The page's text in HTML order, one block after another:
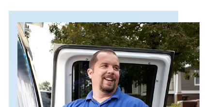
BLOG
APOYO
IDIOMA